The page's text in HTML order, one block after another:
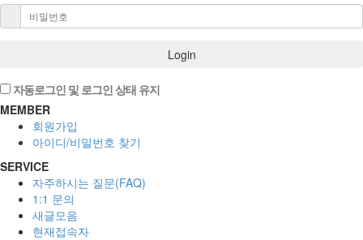
Login
자동로그인 및 로그인 상태 유지
MEMBER
회원가입
아이디/비밀번호 찾기
SERVICE
자주하시는 질문(FAQ)
1:1 문의
새글모음
현재접속자